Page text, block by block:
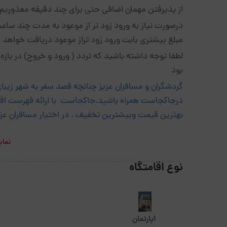
از پذیرفتن مهمان اضافی حتی برای چند دقیقه معذوریم و واحد تنها به 2
درصورت نیاز به ورود زود تر از موعود به مدت چند
مبلغ بیشتری بابت ورود زود تراز موعود دریافت
بود
گردشگران و مسافران عزیز چنانچه قصد سفر به شهر
درجاکجاست همراه باشید.جاکجاست با ارائه فهرست
بهترین قیمت وبیشترین تخفیف . در اختیار مسافران
نوع اقامتگاه
آپارتمان